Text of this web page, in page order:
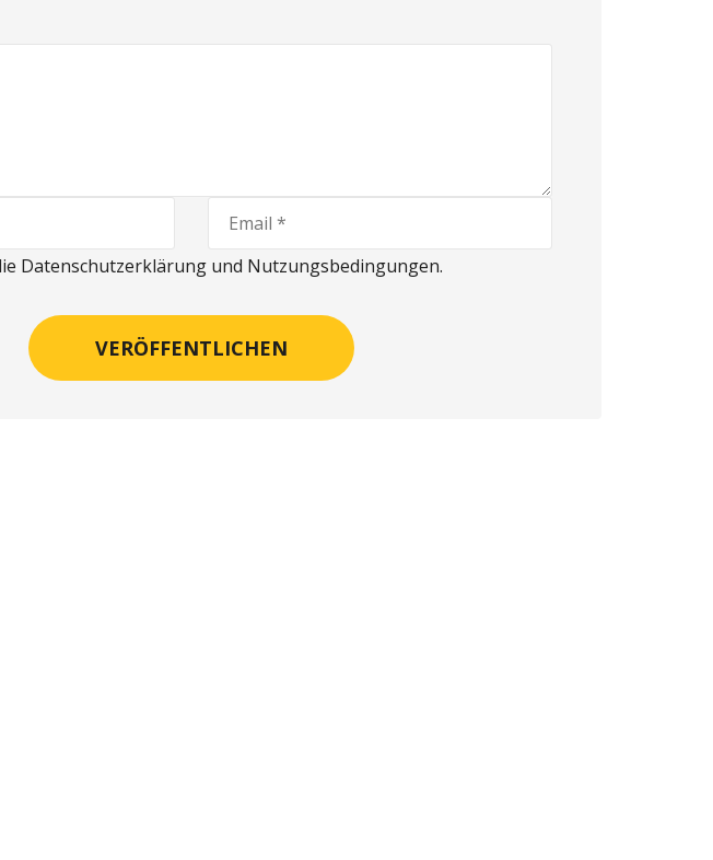
Datenschutzerklärung und Nutzungsbedingungen.